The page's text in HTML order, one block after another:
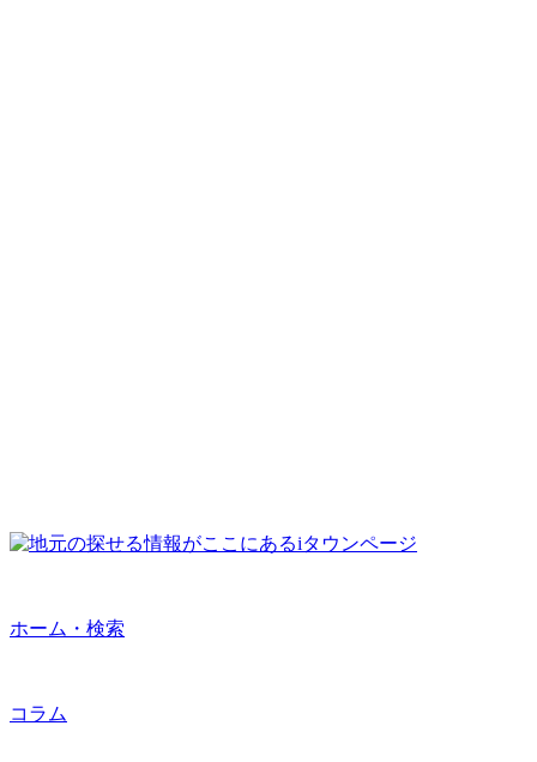
ホーム・検索
コラム